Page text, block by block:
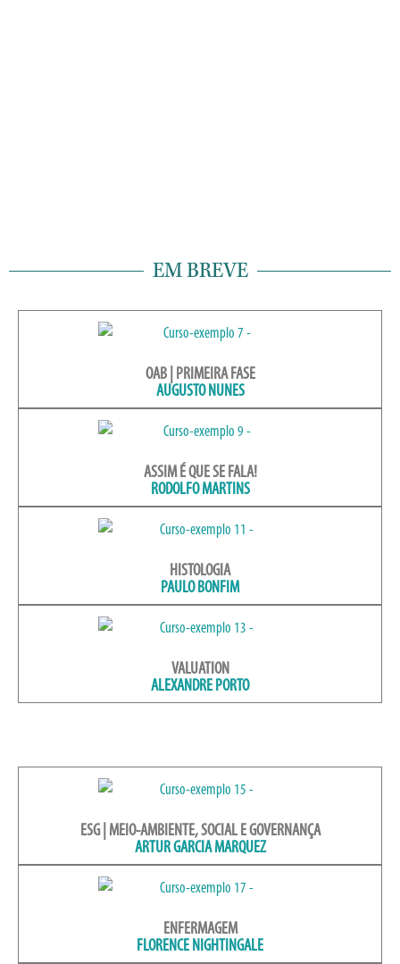
EM BREVE
OAB | PRIMEIRA FASE
AUGUSTO NUNES
ASSIM É QUE SE FALA!
RODOLFO MARTINS
HISTOLOGIA
PAULO BONFIM
VALUATION
ALEXANDRE PORTO
ESG | MEIO-AMBIENTE, SOCIAL E GOVERNANÇA
ARTUR GARCIA MARQUEZ
ENFERMAGEM
FLORENCE NIGHTINGALE